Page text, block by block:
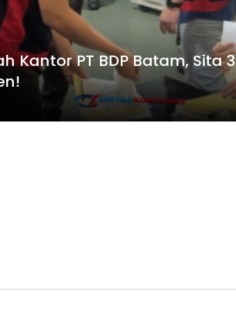
Kantor PT BDP Batam, Sita 3